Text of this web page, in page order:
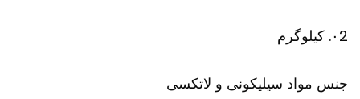
۰2. کیلوگرم
جنس مواد سیلیکونی و لاتکسی